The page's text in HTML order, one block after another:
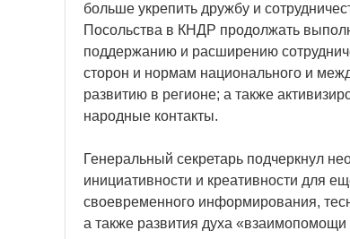
больше укрепить дружбу и
Посольства в КНДР продолжать
поддержанию и расширению
сторон и нормам национального и
развитию в регионе; а также
народные контакты.
Генеральный секретарь подчеркнул
инициативности и креативности для
своевременного информирования,
а также развития духа